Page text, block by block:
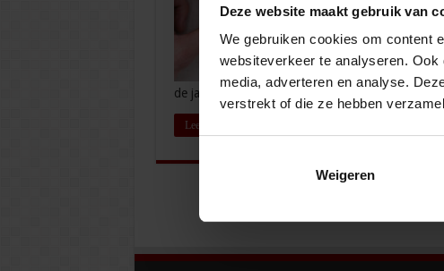
Deze website maakt gebruik van
We gebruiken cookies om content
websiteverkeer te analyseren.
media, adverteren en analyse.
verstrekt of die ze hebben
Weigeren
de jaarverantwoordingsplicht? Verandert er …
Lees verder »